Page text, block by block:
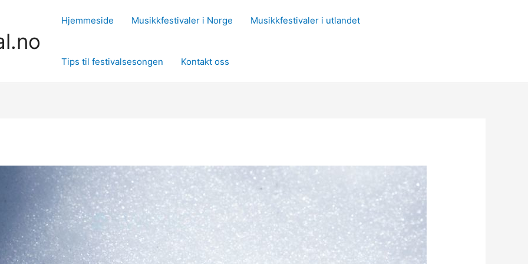
Hjemmeside Musikkfestivaler i Norge Musikkfestivaler i utlandet
Tips til festivalsesongen Kontakt oss